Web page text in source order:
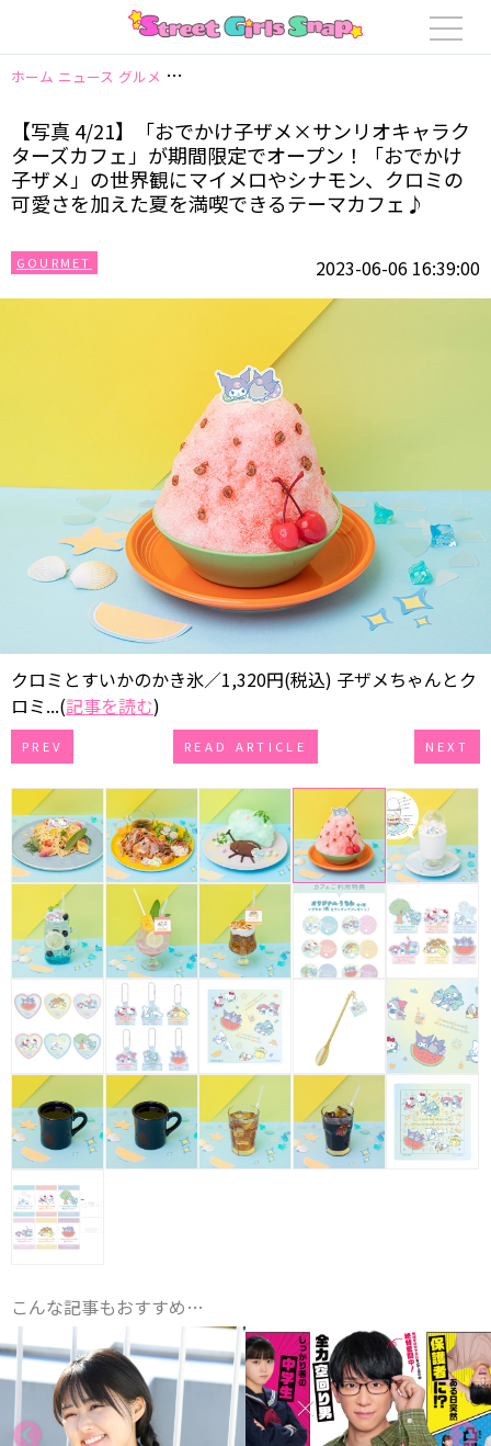
ホーム ニュース グルメ 【写真 4/21】「おでかけ子ザメ×サンリオキャラ
【写真 4/21】「おでかけ子ザメ×サンリオキャラク
ターズカフェ」が期間限定でオープン！「おでかけ
子ザメ」の世界観にマイメロやシナモン、クロミの
可愛さを加えた夏を満喫できるテーマカフェ♪
GOURMET 2023-06-06 16:39:00
クロミとすいかのかき氷／1,320円(税込) 子ザメちゃんとク
ロミ...(記事を読む)
PREV READ ARTICLE NEXT
こんな記事もおすすめ…